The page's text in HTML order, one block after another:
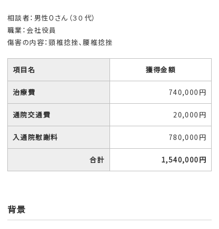
相談者：男性Oさん（３０代）
職業：会社役員
傷害の内容：頸椎捻挫、腰椎捻挫
項目名 獲得金額
治療費 740,000円
通院交通費 20,000円
入通院慰謝料 780,000円
合計 1,540,000円
背景